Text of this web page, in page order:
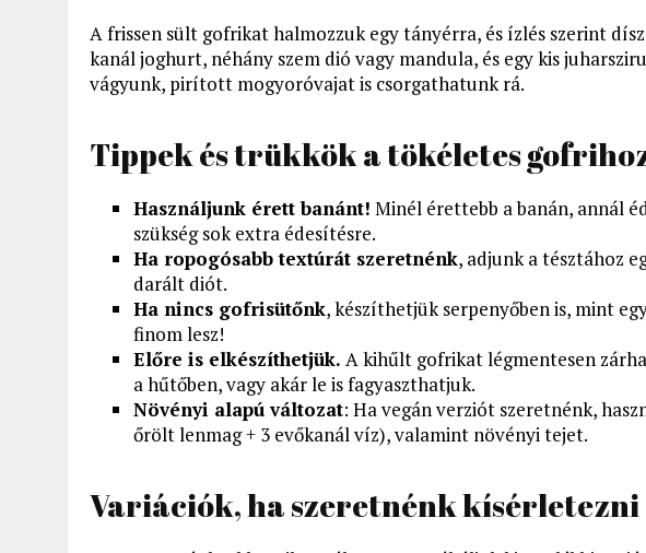
A frissen sült gofrikat halmozzuk egy tányérra, és ízlés szerint
kanál joghurt, néhány szem dió vagy mandula, és egy kis
vágyunk, pirított mogyoróvajat is csorgathatunk rá.
Tippek és trükkök a tökéletes
Használjunk érett banánt! Minél érettebb a banán, annál
szükség sok extra édesítésre.
Ha ropogósabb textúrát szeretnénk, adjunk a tésztához
darált diót.
Ha nincs gofrisütőnk, készíthetjük serpenyőben is, mint
finom lesz!
Előre is elkészíthetjük. A kihűlt gofrikat légmentesen
a hűtőben, vagy akár le is fagyaszthatjuk.
Növényi alapú változat: Ha vegán verziót szeretnénk,
őrölt lenmag + 3 evőkanál víz), valamint növényi tejet.
Variációk, ha szeretnénk kísérletezni